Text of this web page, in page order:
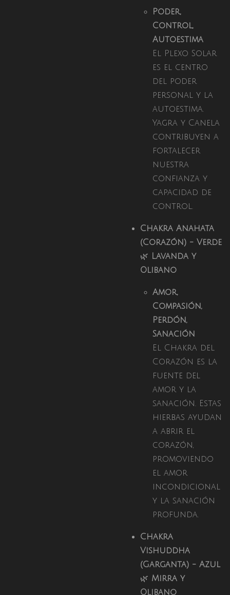
Poder,
Control,
Autoestima
El Plexo Solar
es el centro
del poder
personal y la
autoestima.
Yagra y Canela
contribuyen a
fortalecer
nuestra
confianza y
capacidad de
control.
Chakra Anahata
(Corazón) - Verde
🌿 Lavanda y
Olibano
Amor,
Compasión,
Perdón,
Sanación
El Chakra del
Corazón es la
fuente del
amor y la
sanación. Estas
hierbas ayudan
a abrir el
corazón,
promoviendo
el amor
incondicional
y la sanación
profunda.
Chakra
Vishuddha
(Garganta) - Azul
🌿 Mirra y
Olibano